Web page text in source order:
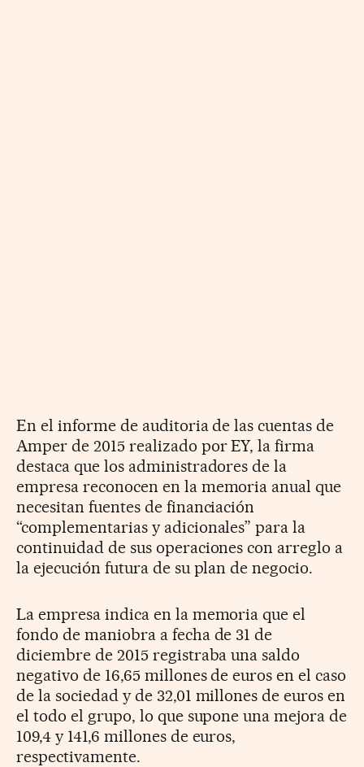
En el informe de auditoria de las cuentas de
Amper de 2015 realizado por EY, la firma
destaca que los administradores de la
empresa reconocen en la memoria anual que
necesitan fuentes de financiación
“complementarias y adicionales” para la
continuidad de sus operaciones con arreglo a
la ejecución futura de su plan de negocio.
La empresa indica en la memoria que el
fondo de maniobra a fecha de 31 de
diciembre de 2015 registraba una saldo
negativo de 16,65 millones de euros en el caso
de la sociedad y de 32,01 millones de euros en
el todo el grupo, lo que supone una mejora de
109,4 y 141,6 millones de euros,
respectivamente.